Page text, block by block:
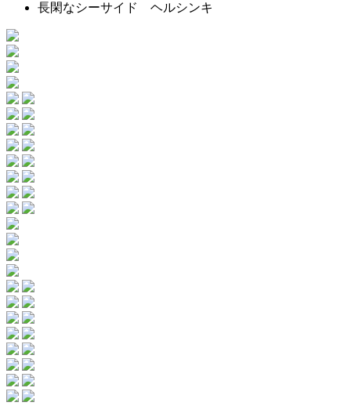
長閑なシーサイド ヘルシンキ